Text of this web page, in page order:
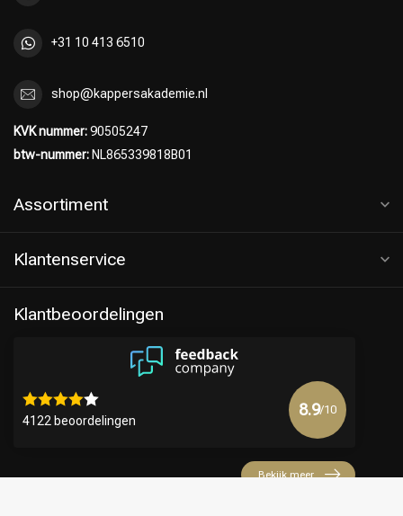
+31 10 413 6510
shop@kappersakademie.nl
KVK nummer:90505247
btw-nummer: NL865339818B01
Assortiment
Klantenservice
Klantbeoordelingen
4122 beoordelingen
8.9/10
Bekijk meer